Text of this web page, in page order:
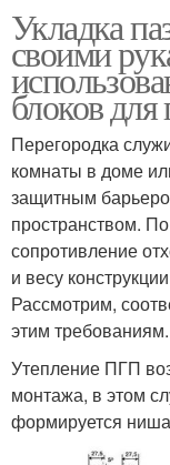
Укладка
своими
блоков для
Перегородка
комнаты в доме
защитным
пространством.
сопротивление
и весу
Рассмотрим,
этим требованиям.
Утепление ПГП
монтажа, в этом
формируется